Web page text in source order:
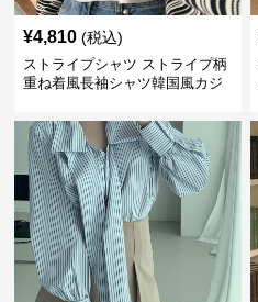
¥4,810 (税込)
ストライプシャツ ストライプ柄
重ね着風長袖シャツ韓国風カジ